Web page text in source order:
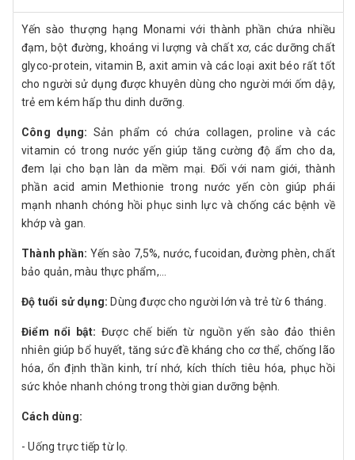
Yến sào thượng hạng Monami với thành phần chứa nhiều
đạm, bột đường, khoáng vi lượng và chất xơ, các dưỡng chất
glyco-protein, vitamin B, axit amin và các loại axit béo rất tốt
cho người sử dụng được khuyên dùng cho người mới ốm dậy,
trẻ em kém hấp thu dinh dưỡng.
Công dụng: Sản phẩm có chứa collagen, proline và các
vitamin có trong nước yến giúp tăng cường độ ẩm cho da,
đem lại cho bạn làn da mềm mại. Đối với nam giới, thành
phần acid amin Methionie trong nước yến còn giúp phái
mạnh nhanh chóng hồi phục sinh lực và chống các bệnh về
khớp và gan.
Thành phần: Yến sào 7,5%, nước, fucoidan, đường phèn, chất
bảo quản, màu thực phẩm,...
Độ tuổi sử dụng: Dùng được cho người lớn và trẻ từ 6 tháng.
Điểm nổi bật: Được chế biến từ nguồn yến sào đảo thiên
nhiên giúp bổ huyết, tăng sức đề kháng cho cơ thể, chống lão
hóa, ổn định thần kinh, trí nhớ, kích thích tiêu hóa, phục hồi
sức khỏe nhanh chóng trong thời gian dưỡng bệnh.
Cách dùng:
- Uống trực tiếp từ lọ.